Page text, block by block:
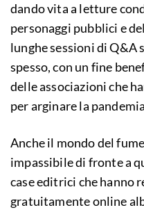
dando vita a letture
personaggi pubblici e
lunghe sessioni di Q&A
spesso, con un fine
delle associazioni che
per arginare la
Anche il mondo del
impassibile di fronte a
case editrici che hanno
gratuitamente online